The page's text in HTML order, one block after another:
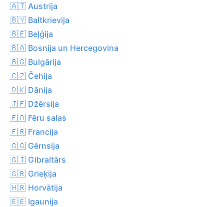
🇦🇹 Austrija
🇧🇾 Baltkrievija
🇧🇪 Beļģija
🇧🇦 Bosnija un Hercegovina
🇧🇬 Bulgārija
🇨🇿 Čehija
🇩🇰 Dānija
🇯🇪 Džērsija
🇫🇴 Fēru salas
🇫🇷 Francija
🇬🇬 Gērnsija
🇬🇮 Gibraltārs
🇬🇷 Grieķija
🇭🇷 Horvātija
🇪🇪 Igaunija